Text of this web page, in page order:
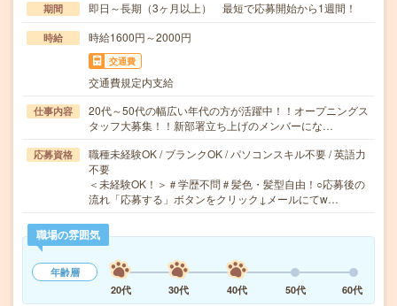
期間 即日～長期（3ヶ月以上） 最短で応募開始から1週間！
時給 時給1600円～2000円
交通費
交通費規定内支給
仕事内容
20代～50代の幅広い年代の方が活躍中！！オープニングス
タッフ大募集！！新部署立ち上げのメンバーにな…
応募資格
職種未経験OK / ブランクOK / パソコンスキル不要 / 英語力
不要
＜未経験OK！＞＃学歴不問＃髪色・髪型自由！○応募後の
流れ「応募する」ボタンをクリック↓メールにてw…
職場の雰囲気
年齢層
20代
30代 40代 50代 60代